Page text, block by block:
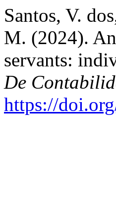
Santos, V.
M. (2024).
servants:
De
https://